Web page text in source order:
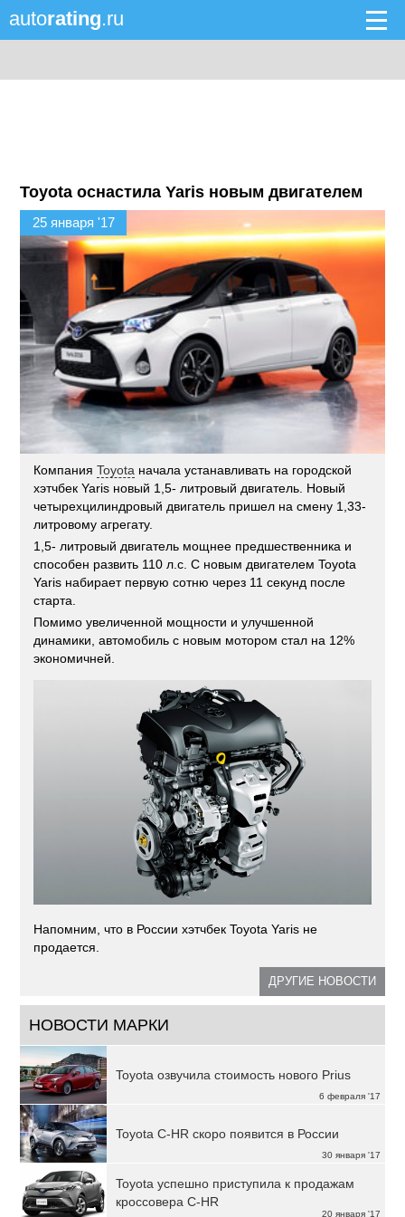
autorating.ru
Toyota оснастила Yaris новым двигателем
25 января '17
КомпанияToyota начала устанавливать на городской
хэтчбек Yaris новый 1,5- литровый двигатель. Новый
четырехцилиндровый двигатель пришел на смену 1,33-
литровому агрегату.
1,5- литровый двигатель мощнее предшественника и
способен развить 110 л.с. С новым двигателем Toyota
Yaris набирает первую сотню через 11 секунд после
старта.
Помимо увеличенной мощности и улучшенной
динамики, автомобиль с новым мотором стал на 12%
экономичней.
Напомним, что в России хэтчбек Toyota Yaris не
продается.
ДРУГИЕ НОВОСТИ
НОВОСТИ МАРКИ
6 февраля '17
Toyota озвучила стоимость нового Prius
30 января '17
Toyota C-HR скоро появится в России
20 января '17
Toyota успешно приступила к продажам
кроссовера C-HR